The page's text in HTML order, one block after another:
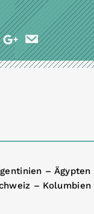
– Ägypten
– Kolumbien